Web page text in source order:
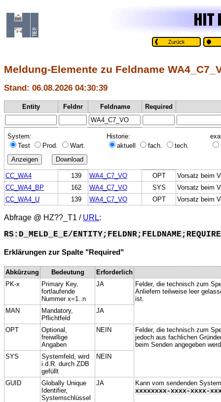
Meldung-Elemente zu Feldname
Stand: 06.08.2026 04:30:39
Entity Feldnr Feldname Required
System:
Test
Prod. Wart.
Historie:
aktuell
fach. tech.
CC_WA4 139 WA4_C7_VO OPT
Vorsatz beim
CC_WA4_BP
162 WA4_C7_VO SYS
Vorsatz beim
CC_WA4_U
139 WA4_C7_VO OPT Vorsatz beim
Abfrage @ HZ??_T1 / URL:
RS:D_MELD_E_E/
Erklärungen zur Spalte "Required"
Abkürzung Bedeutung
Erforderlich
PK-x
Primary Key,
fortlaufende
Nummer x=1..n
JA
Felder, die technisch zum
Anliefern teilweise leer
ist.
MAN
Mandatory,
Pflichtfeld
JA
OPT
Optional,
freiwillige
Angaben
NEIN
Felder, die technisch zum
jedoch aus fachlichen
beim Senden angegeben
SYS
Systemfeld, wird
i.d.R. durch ZDB
gefüllt
NEIN
GUID
Globally Unique
Identifier,
Systemschlüssel
JA
Kann vom sendenden
xxxxxxxx-xxxx-xxxx-